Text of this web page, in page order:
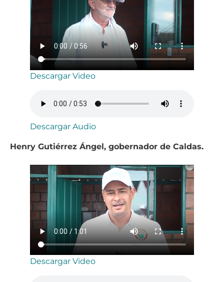
Descargar Video
Descargar Audio
Henry Gutiérrez Ángel, gobernador de Caldas.
Descargar Video